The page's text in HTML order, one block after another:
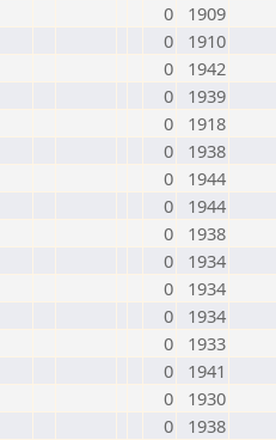
0
1909
0
1910
0
1942
0
1939
0
1918
0
1938
0
1944
0
1944
0
1938
0
1934
0
1934
0
1934
0
1933
0
1941
0
1930
0
1938